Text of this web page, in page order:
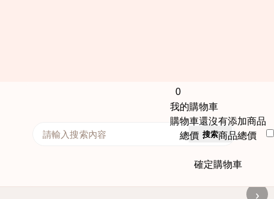
0
我的購物車
購物車還沒有添加商品
總價： 商品總價
確定購物車
搜索
›